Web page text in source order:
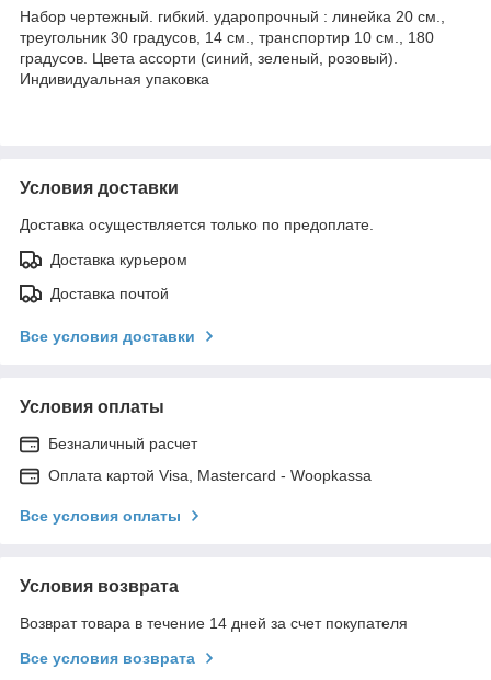
Набор чертежный. гибкий. ударопрочный : линейка 20 см.,
треугольник 30 градусов, 14 см., транспортир 10 см., 180
градусов. Цвета ассорти (синий, зеленый, розовый).
Индивидуальная упаковка
Условия доставки
Доставка осуществляется только по предоплате.
Доставка курьером
Доставка почтой
Все условия доставки
Условия оплаты
Безналичный расчет
Оплата картой Visa, Mastercard - Woopkassa
Все условия оплаты
Условия возврата
Возврат товара в течение 14 дней за счет покупателя
Все условия возврата